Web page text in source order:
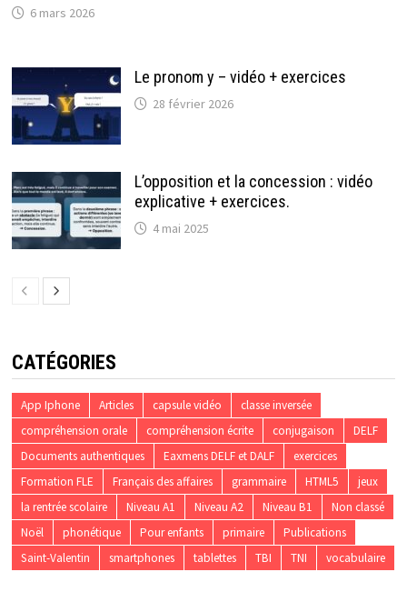
6 mars 2026
Le pronom y – vidéo + exercices
28 février 2026
L’opposition et la concession : vidéo
explicative + exercices.
4 mai 2025
CATÉGORIES
App Iphone Articles capsule vidéo
classe inversée
compréhension orale
compréhension écrite conjugaison
DELF
Documents authentiques
Eaxmens DELF et DALF
exercices
Formation FLE
Français des affaires grammaire HTML5
jeux
la rentrée scolaire
Niveau A1 Niveau A2 Niveau B1
Non classé
Noël
phonétique Pour enfants primaire
Publications
Saint-Valentin
smartphones tablettes TBI TNI vocabulaire